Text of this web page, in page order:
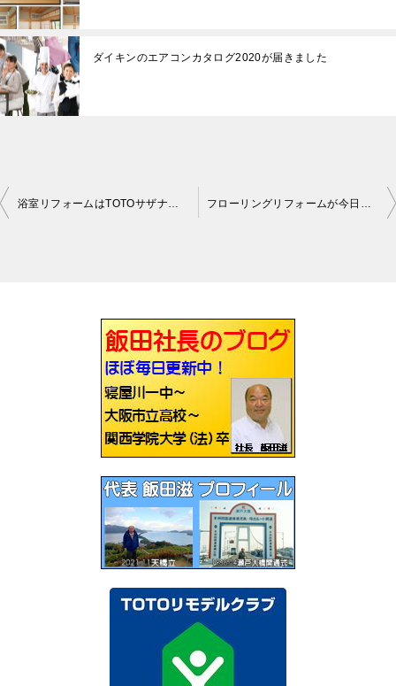
ダイキンのエアコンカタログ2020が届きました
ゲ
ー
シ
ョ
ン
浴室リフォームはTOTOサザナでラウンド浴槽の2段でした枚方 フローリングリフォームが今日からはじまりました枚方